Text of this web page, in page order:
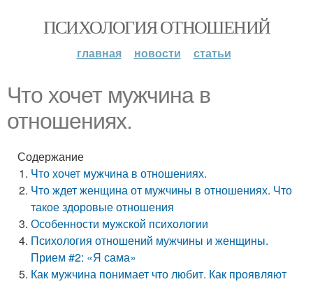
ПСИХОЛОГИЯ ОТНОШЕНИЙ
главная новости статьи
Что хочет мужчина в
отношениях.
Содержание
Что хочет мужчина в отношениях.
Что ждет женщина от мужчины в отношениях. Что
такое здоровые отношения
Особенности мужской психологии
Психология отношений мужчины и женщины.
Прием #2: «Я сама»
Как мужчина понимает что любит. Как проявляют